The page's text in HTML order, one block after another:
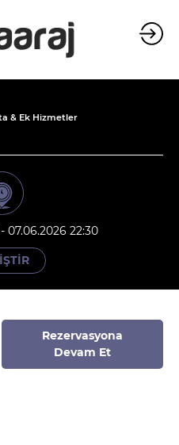
& Ek Hizmetler
07.06.2026 22:30
Rezervasyona
Devam Et